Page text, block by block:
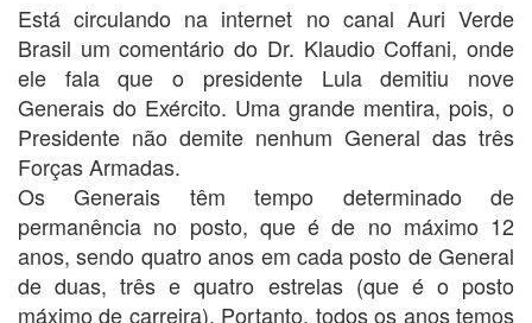
Está circulando na internet no canal Auri Verde
Brasil um comentário do Dr. Klaudio Coffani, onde
ele fala que o presidente Lula demitiu nove
Generais do Exército. Uma grande mentira, pois, o
Presidente não demite nenhum General das três
Forças Armadas.
Os Generais têm tempo determinado de
permanência no posto, que é de no máximo 12
anos, sendo quatro anos em cada posto de General
de duas, três e quatro estrelas (que é o posto
máximo de carreira). Portanto, todos os anos temos